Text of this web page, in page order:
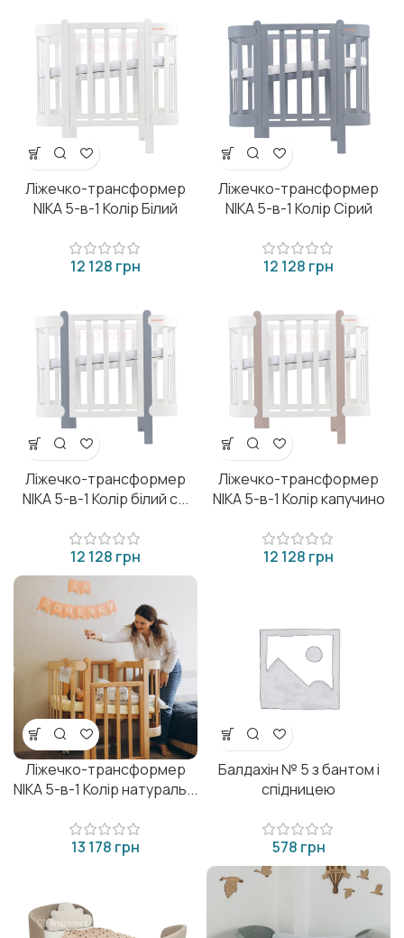
Ліжечко-трансформер
NIKA 5-в-1 Колір Білий
грн
Ліжечко-трансформер
NIKA 5-в-1 Колір Сірий
грн
Ліжечко-трансформер
NIKA 5-в-1 Колір білий с...
грн
Ліжечко-трансформер
NIKA 5-в-1 Колір капучино
грн
Ліжечко-трансформер
NIKA 5-в-1 Колір натураль...
грн
Балдахін № 5 з бантом і
спідницею
грн